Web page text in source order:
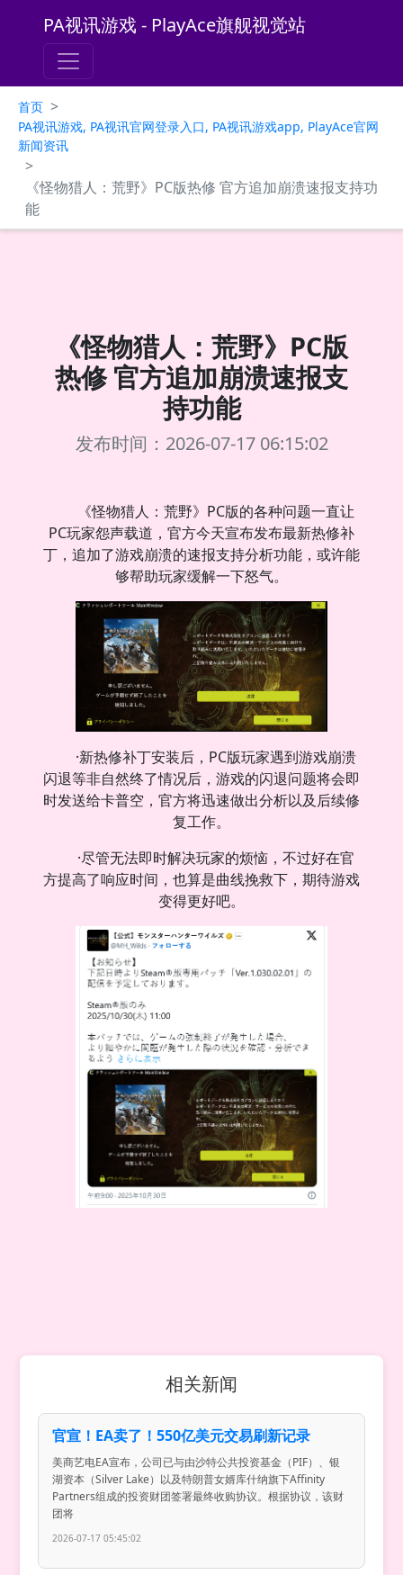
PA视讯游戏 - PlayAce旗舰视觉站
首页 >
PA视讯游戏, PA视讯官网登录入口, PA视讯游戏app, PlayAce官网
新闻资讯
>
《怪物猎人：荒野》PC版热修 官方追加崩溃速报支持功
能
《怪物猎人：荒野》PC版
热修 官方追加崩溃速报支
持功能
发布时间：2026-07-17 06:15:02
《怪物猎人：荒野》PC版的各种问题一直让
PC玩家怨声载道，官方今天宣布发布最新热修补
丁，追加了游戏崩溃的速报支持分析功能，或许能
够帮助玩家缓解一下怒气。
·新热修补丁安装后，PC版玩家遇到游戏崩溃
闪退等非自然终了情况后，游戏的闪退问题将会即
时发送给卡普空，官方将迅速做出分析以及后续修
复工作。
·尽管无法即时解决玩家的烦恼，不过好在官
方提高了响应时间，也算是曲线挽救下，期待游戏
变得更好吧。
相关新闻
官宣！EA卖了！550亿美元交易刷新记录
美商艺电EA宣布，公司已与由沙特公共投资基金（PIF）、银
湖资本（Silver Lake）以及特朗普女婿库什纳旗下Affinity
Partners组成的投资财团签署最终收购协议。根据协议，该财
团将
2026-07-17 05:45:02